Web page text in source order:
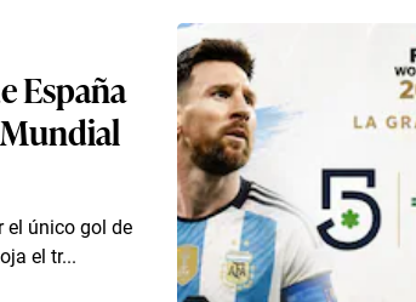
España
el único gol de
el tr...